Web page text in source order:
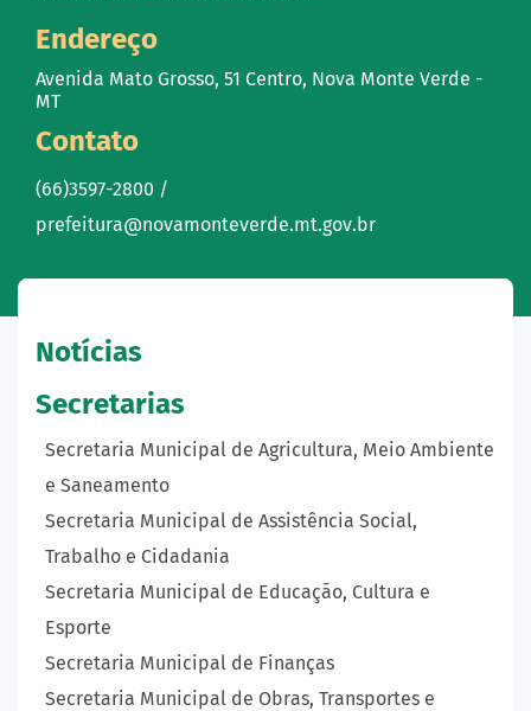
Endereço
Avenida Mato Grosso, 51 Centro, Nova Monte Verde -
MT
Contato
(66)3597-2800 /
prefeitura@novamonteverde.mt.gov.br
Notícias
Secretarias
Secretaria Municipal de Agricultura, Meio Ambiente
e Saneamento
Secretaria Municipal de Assistência Social,
Trabalho e Cidadania
Secretaria Municipal de Educação, Cultura e
Esporte
Secretaria Municipal de Finanças
Secretaria Municipal de Obras, Transportes e